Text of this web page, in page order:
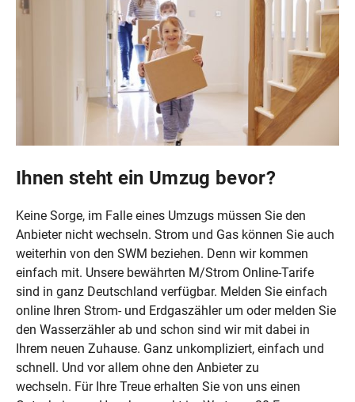
Ihnen steht ein Umzug bevor?
Keine Sorge, im Falle eines Umzugs müssen Sie den
Anbieter nicht wechseln. Strom und Gas können Sie auch
weiterhin von den SWM beziehen. Denn wir kommen
einfach mit. Unsere bewährten M/Strom Online-Tarife
sind in ganz Deutschland verfügbar. Melden Sie einfach
online Ihren Strom- und Erdgaszähler um oder melden Sie
den Wasserzähler ab und schon sind wir mit dabei in
Ihrem neuen Zuhause. Ganz unkompliziert, einfach und
schnell. Und vor allem ohne den Anbieter zu
wechseln. Für Ihre Treue erhalten Sie von uns einen